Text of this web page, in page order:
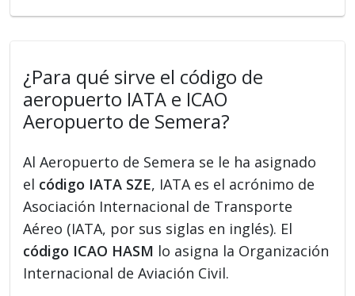
¿Para qué sirve el código de
aeropuerto IATA e ICAO
Aeropuerto de Semera?
Al Aeropuerto de Semera se le ha asignado
el código IATA SZE, IATA es el acrónimo de
Asociación Internacional de Transporte
Aéreo (IATA, por sus siglas en inglés). El
código ICAO HASM lo asigna la Organización
Internacional de Aviación Civil.